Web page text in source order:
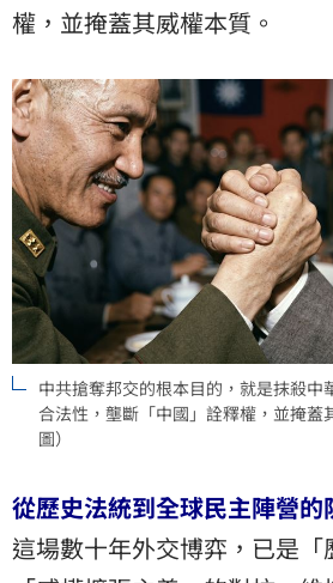
權，並掩蓋其威權本質。
中共搶奪邦交的根本目的，就是抹殺中
合法性，壟斷「中國」詮釋權，並掩蓋
圖）
從歷史法統到全球民主陣營的
這場數十年外交博弈，已是